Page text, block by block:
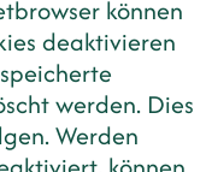
können
deaktivieren
werden. Dies
Werden